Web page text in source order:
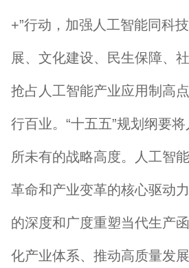
+”行动，加强人工智能同科
展、文化建设、民生保障、
抢占人工智能产业应用制高
行百业。“十五五”规划纲要
所未有的战略高度。人工智
革命和产业变革的核心驱动
的深度和广度重塑当代生产
化产业体系、推动高质量发